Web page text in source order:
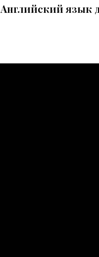
Английский язык